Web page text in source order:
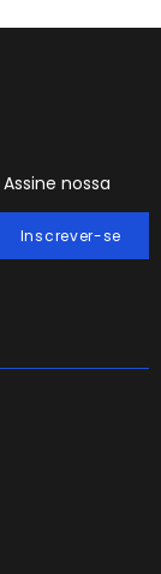
nossa
Inscrever-se